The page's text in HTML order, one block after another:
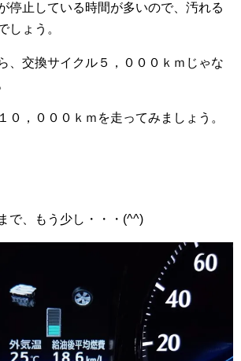
停止している時間が多いので、汚れる
しょう。
、交換サイクル５，０００ｋｍじゃな
０，０００ｋｍを走ってみましょう。
で、もう少し・・・(^^)